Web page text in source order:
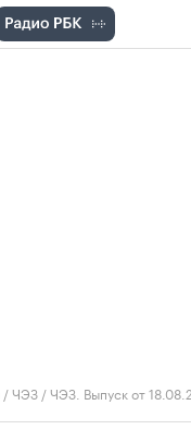
/ЧЭЗ /ЧЭЗ. Выпуск от